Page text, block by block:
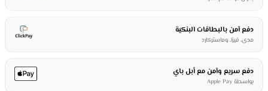
دفع آمن بالبطاقات البنكية
مدى، فيزا، وماستركارد
دفع سريع وآمن مع أبل باي
بواسطة Apple Pay